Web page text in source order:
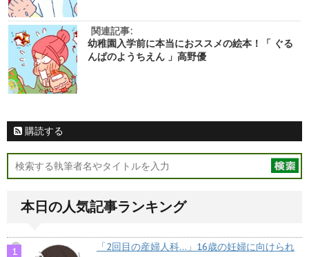
関連記事:
幼稚園入学前に本当におススメの絵本！「 ぐる
んぱのようちえん 」高野優
購読する
本日の人気記事ランキング
「2回目の産婦人科…」16歳の妊婦に向けられ